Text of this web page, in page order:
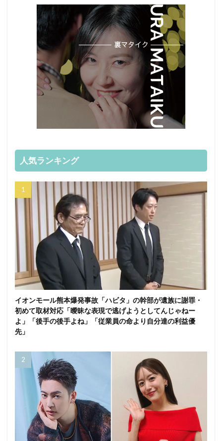
人気ランキング
イオンモール熊本爆発事故「ハビタ」の幹部が遺族に謝罪・
初めて取材対応「曖昧な表現で逃げようとしてんじゃねー
よ」「後手の後手よね」「従業員の命より自分達の利益優
先」